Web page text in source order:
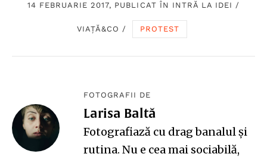
14 FEBRUARIE 2017, PUBLICAT ÎN INTRĂ LA IDEI /
VIAȚĂ&CO / PROTEST
FOTOGRAFII DE
Larisa Baltă
Fotografiază cu drag banalul și
rutina. Nu e cea mai sociabilă,